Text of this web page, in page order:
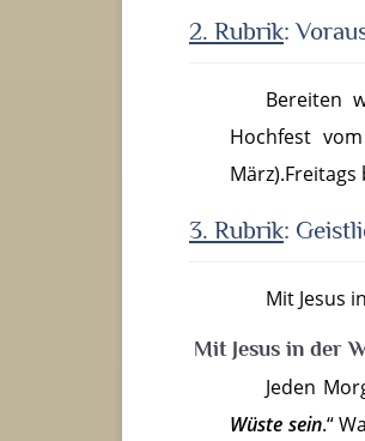
2. Rubrik:
Bereiten
Hochfest
3. Rubrik:
Mit Jesus
Mit Jesus in der
Jeden
Wüste sein.“